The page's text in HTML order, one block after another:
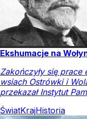
Ekshumacje na
Zakończyły się
wsiach Ostrówki i
przekazał Instytut
ŚwiatKrajHistoria